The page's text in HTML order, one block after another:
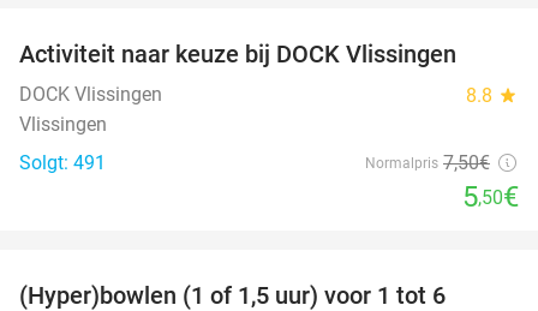
Activiteit naar keuze bij DOCK Vlissingen
DOCK Vlissingen 8.8 star
Vlissingen
Solgt: 491
Normalpris 7,50€
5,50€
(Hyper)bowlen (1 of 1,5 uur) voor 1 tot 6